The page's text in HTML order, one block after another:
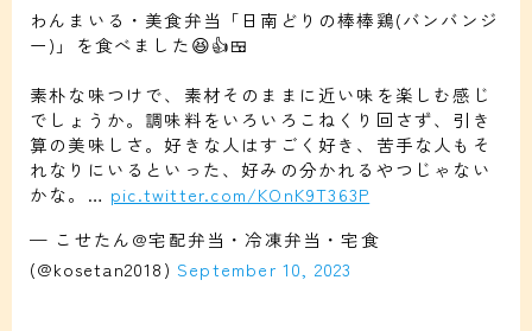
わんまいる・美食弁当「日南どりの棒棒鶏(バンバンジ
ー)」を食べました😆👍🍱
素朴な味つけで、素材そのままに近い味を楽しむ感じ
でしょうか。調味料をいろいろこねくり回さず、引き
算の美味しさ。好きな人はすごく好き、苦手な人もそ
れなりにいるといった、好みの分かれるやつじゃない
かな。… pic.twitter.com/KOnK9T363P
— こせたん@宅配弁当・冷凍弁当・宅食
(@kosetan2018) September 10, 2023